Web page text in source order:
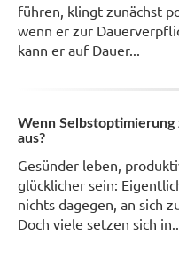
führen, klingt zunächst
wenn er zur
kann er auf Dauer...
Wenn
aus?
Gesünder leben,
glücklicher sein:
nichts dagegen, an sich
Doch viele setzen sich